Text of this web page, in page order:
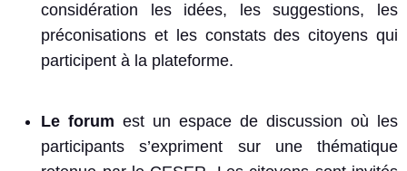
considération les idées, les suggestions, les
préconisations et les constats des citoyens qui
participent à la plateforme.
Le forum est un espace de discussion où les
participants s’expriment sur une thématique